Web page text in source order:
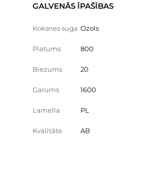
GALVENĀS ĪPAŠĪBAS
Koksnes suga Ozols
Platums 800
Biezums 20
Garums 1600
Lamella PL
Kvalitāte AB